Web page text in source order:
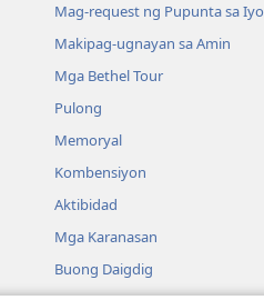
Mag-request ng Pupunta sa Iyo
Makipag-ugnayan sa Amin
Mga Bethel Tour
Pulong
Memoryal
Kombensiyon
Aktibidad
Mga Karanasan
Buong Daigdig